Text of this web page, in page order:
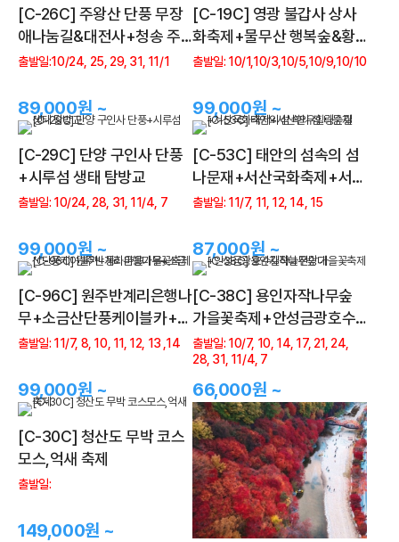
[C-26C] 주왕산 단풍 무장
애나눔길&대전사+청송 주
산지
출발일:10/24, 25, 29, 31, 11/1
89,000원 ~
[C-19C] 영광 불갑사 상사
화축제+물무산 행복숲&황
톳길
출발일: 10/1,10/3,10/5,10/9,10/10
99,000원 ~
[C-29C] 단양 구인사 단풍
+시루섬 생태 탐방교
출발일: 10/24, 28, 31, 11/4, 7
99,000원 ~
[C-53C] 태안의 섬속의 섬
나문재+서산국화축제+서산
한우힐링숲길
출발일: 11/7, 11, 12, 14, 15
87,000원 ~
[C-96C] 원주반계리은행나
무+소금산단풍케이블카+동
화마을가을꽃축제
출발일: 11/7, 8, 10, 11, 12, 13 ,14
99,000원 ~
[C-38C] 용인자작나무숲
가을꽃축제+안성금광호수
길하늘전망대
출발일: 10/7, 10, 14, 17, 21, 24,
28, 31, 11/4, 7
66,000원 ~
[C-30C] 청산도 무박 코스
모스,억새 축제
출발일:
149,000원 ~